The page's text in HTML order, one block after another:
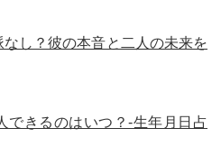
し？彼の本音と二人の未来を
できるのはいつ？-生年月日占